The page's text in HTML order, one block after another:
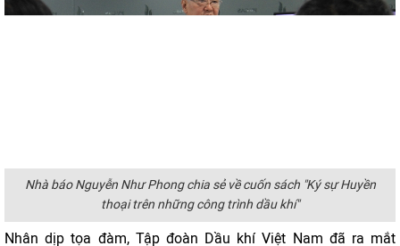
Nhà báo Nguyễn Như Phong chia sẻ về cuốn sách "Ký sự Huyền
thoại trên những công trình dầu khí"
Nhân dịp tọa đàm, Tập đoàn Dầu khí Việt Nam đã ra mắt